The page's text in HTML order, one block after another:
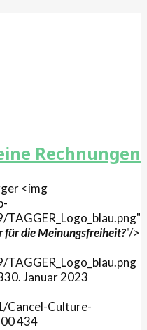
Rechnungen
<img
für die Meinungsfreiheit?"/>
30. Januar 2023
Cancel-Culture-
434